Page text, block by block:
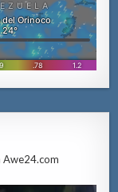
Awe24.com